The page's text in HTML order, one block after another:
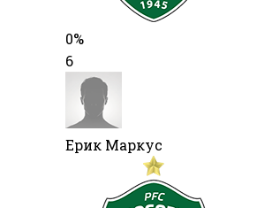
0%
6
Ерик Маркус